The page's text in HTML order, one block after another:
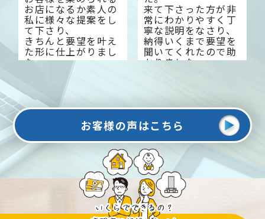
お店になるか素人の
私に様々な提案をし
て下さり、
きちんと要望を叶え
た形に仕上がりまし
た。
今では来客数も増え
大変満足していま
す。
来て下さった方が非
常にわかりやすく丁
寧な説明をなさり、
納得いくまで要望を
聞いてくれたので助
かりました。
お客様の声はこちら